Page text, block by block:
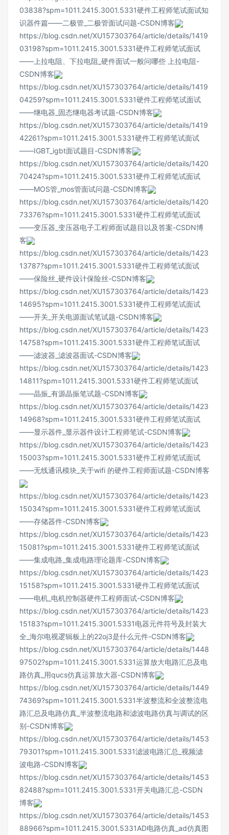
03838?spm=1011.2415.3001.5331硬件工程师笔试面试知
识器件篇——二极管_二极管面试问题-CSDN博客
https://blog.csdn.net/XU157303764/article/details/1419
03198?spm=1011.2415.3001.5331硬件工程师笔试面试
——上拉电阻、下拉电阻_硬件面试一般问哪些 上拉电阻-
CSDN博客
https://blog.csdn.net/XU157303764/article/details/1419
04259?spm=1011.2415.3001.5331硬件工程师笔试面试
——继电器_固态继电器考试题-CSDN博客
https://blog.csdn.net/XU157303764/article/details/1419
42261?spm=1011.2415.3001.5331硬件工程师笔试面试
——IGBT_igbt面试题目-CSDN博客
https://blog.csdn.net/XU157303764/article/details/1420
70424?spm=1011.2415.3001.5331硬件工程师笔试面试
——MOS管_mos管面试问题-CSDN博客
https://blog.csdn.net/XU157303764/article/details/1420
73376?spm=1011.2415.3001.5331硬件工程师笔试面试
——变压器_变压器电子工程师面试题目以及答案-CSDN博
客
https://blog.csdn.net/XU157303764/article/details/1423
13787?spm=1011.2415.3001.5331硬件工程师笔试面试
——保险丝_硬件设计保险丝-CSDN博客
https://blog.csdn.net/XU157303764/article/details/1423
14695?spm=1011.2415.3001.5331硬件工程师笔试面试
——开关_开关电源面试笔试题-CSDN博客
https://blog.csdn.net/XU157303764/article/details/1423
14758?spm=1011.2415.3001.5331硬件工程师笔试面试
——滤波器_滤波器面试-CSDN博客
https://blog.csdn.net/XU157303764/article/details/1423
14811?spm=1011.2415.3001.5331硬件工程师笔试面试
——晶振_有源晶振笔试题-CSDN博客
https://blog.csdn.net/XU157303764/article/details/1423
14968?spm=1011.2415.3001.5331硬件工程师笔试面试
——显示器件_显示器件设计工程师笔试-CSDN博客
https://blog.csdn.net/XU157303764/article/details/1423
15003?spm=1011.2415.3001.5331硬件工程师笔试面试
——无线通讯模块_关于wifi 的硬件工程师面试题-CSDN博客
https://blog.csdn.net/XU157303764/article/details/1423
15034?spm=1011.2415.3001.5331硬件工程师笔试面试
——存储器件-CSDN博客
https://blog.csdn.net/XU157303764/article/details/1423
15081?spm=1011.2415.3001.5331硬件工程师笔试面试
——集成电路_集成电路理论题库-CSDN博客
https://blog.csdn.net/XU157303764/article/details/1423
15158?spm=1011.2415.3001.5331硬件工程师笔试面试
——电机_电机控制器硬件工程师面试-CSDN博客
https://blog.csdn.net/XU157303764/article/details/1423
15183?spm=1011.2415.3001.5331电器元件符号及封装大
全_海尔电视逻辑板上的22oj3是什么元件-CSDN博客
https://blog.csdn.net/XU157303764/article/details/1448
97502?spm=1011.2415.3001.5331运算放大电路汇总及电
路仿真_用qucs仿真运算放大器-CSDN博客
https://blog.csdn.net/XU157303764/article/details/1449
74369?spm=1011.2415.3001.5331半波整流和全波整流电
路汇总及电路仿真_半波整流电路和滤波电路仿真与调试的区
别-CSDN博客
https://blog.csdn.net/XU157303764/article/details/1453
79301?spm=1011.2415.3001.5331滤波电路汇总_视频滤
波电路-CSDN博客
https://blog.csdn.net/XU157303764/article/details/1453
82488?spm=1011.2415.3001.5331开关电路汇总-CSDN
博客
https://blog.csdn.net/XU157303764/article/details/1453
88966?spm=1011.2415.3001.5331AD电路仿真_ad仿真图